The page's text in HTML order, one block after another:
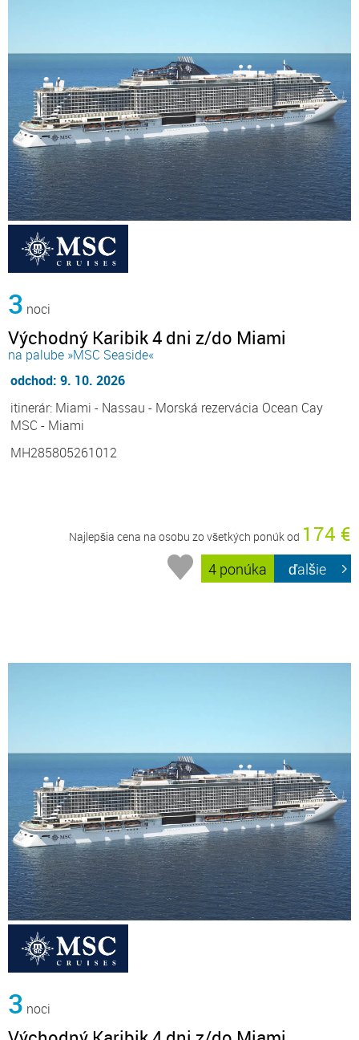
3 noci
Východný Karibik 4 dni z/do Miami
na palube »MSC Seaside«
odchod: 9. 10. 2026
itinerár: Miami - Nassau - Morská rezervácia Ocean Cay
MSC - Miami
MH285805261012
Najlepšia cena na osobu zo všetkých ponúk od 174 €
4 ponúka ďalšie
3 noci